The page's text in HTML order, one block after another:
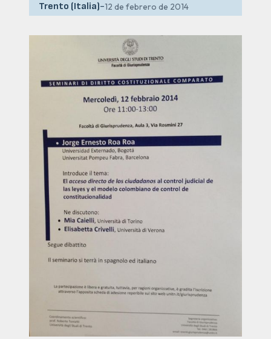
Trento (Italia)-12 de febrero de 2014